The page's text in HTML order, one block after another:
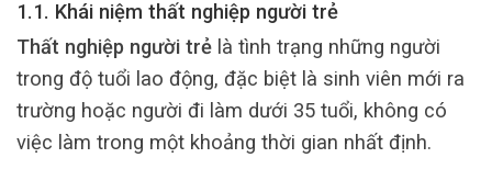
1.1. Khái niệm thất nghiệp người trẻ
Thất nghiệp người trẻ là tình trạng những người
trong độ tuổi lao động, đặc biệt là sinh viên mới ra
trường hoặc người đi làm dưới 35 tuổi, không có
việc làm trong một khoảng thời gian nhất định.